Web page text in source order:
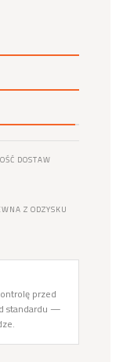
DOSTAW
Z ODZYSKU
przed
standardu —